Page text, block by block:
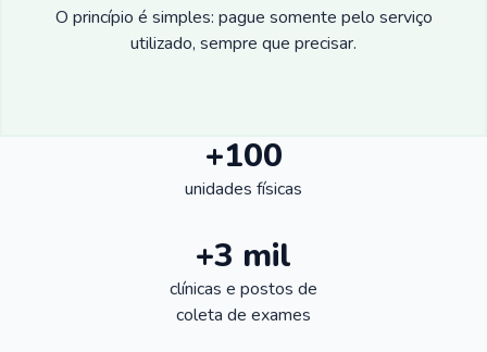
O princípio é simples: pague somente pelo serviço
utilizado, sempre que precisar.
+100
unidades físicas
+3 mil
clínicas e postos de
coleta de exames